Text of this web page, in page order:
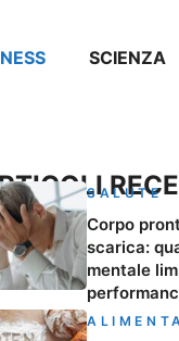
SCIENZA
SALUTE
Corpo
scarica:
mentale